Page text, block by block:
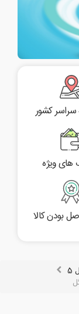
سراسر کشور
های ویژه
بودن کالا